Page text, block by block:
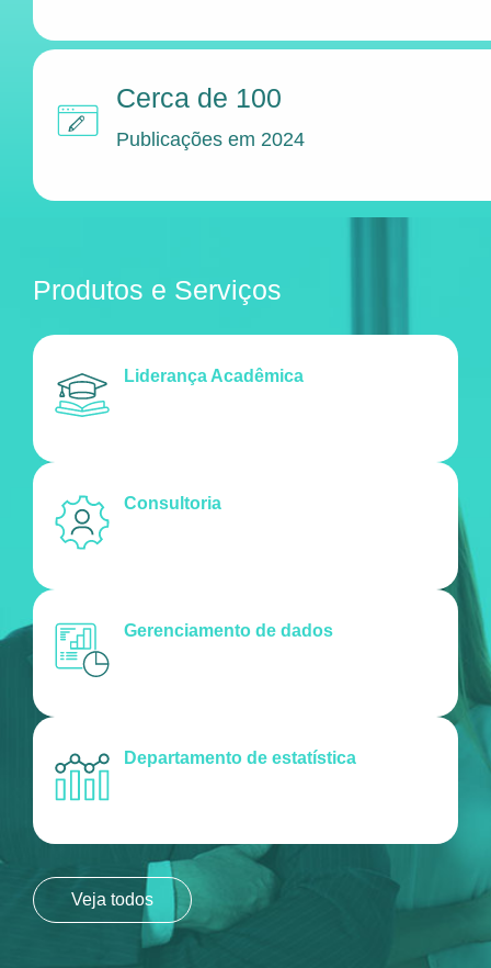
Cerca de 100
Publicações em 2024
Produtos e Serviços
Liderança Acadêmica
Consultoria
Gerenciamento de dados
Departamento de estatística
Veja todos